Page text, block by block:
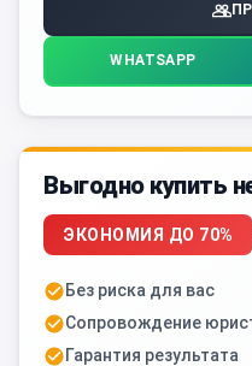
WHATSAPP
Выгодно купить
ЭКОНОМИЯ ДО 70%
Без риска для вас
Сопровождение
Гарантия результата